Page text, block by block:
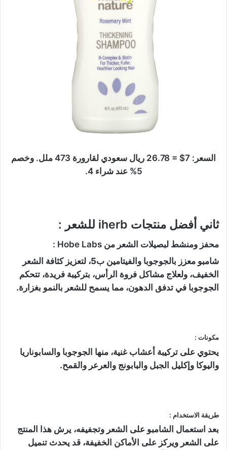
السعر: 7$ = 26.78 ريال سعودي لقارورة 473 ملل. وخصم
5% عند شراء 4.
ثاني أفضل منتجات iherb للشعر :
محفز ومنشط لبصيلات الشعر من Hobe Labs :
شامبو معزز بالجوجوبا والفيتامين ب5، لتعزيز كثافة الشعر
الخفيف، ولعلاج مشاكل فروة الرأس، بتركيبة فريدة، تتحكم
الجوجوبا في تدفق الدهون، مما يسمح للشعر بالنمو بغزارة.
مكونات :
يحتوي على تركيبة أعشاب غنية، منها الجوجوبا والسابوناريا
واليوكا وإكليل الجبل والبابونج والعرعر والقمح.
طريقة الاستخدام :
بعد استعمال الشامبو على الشعر وتجفيفه، يرش هذا المنتج
على الشعر ويركز على الأماكن الخفيفة، قد يحدث تنميل